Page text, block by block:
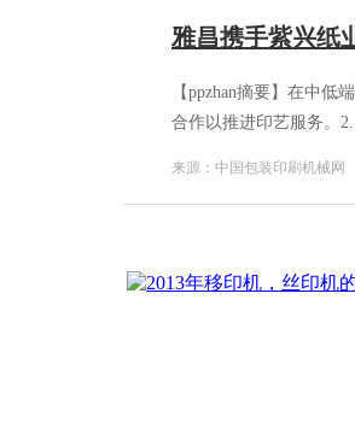
雅昌携手紫兴纸
【ppzhan摘要】在中
合作以推进印艺服务。
来源：中国包装印刷机械网